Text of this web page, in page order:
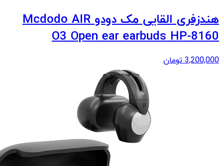
هندزفری القایی مک دودو Mcdodo AIR
O3 Open ear earbuds HP-8160
3,200,000 تومان